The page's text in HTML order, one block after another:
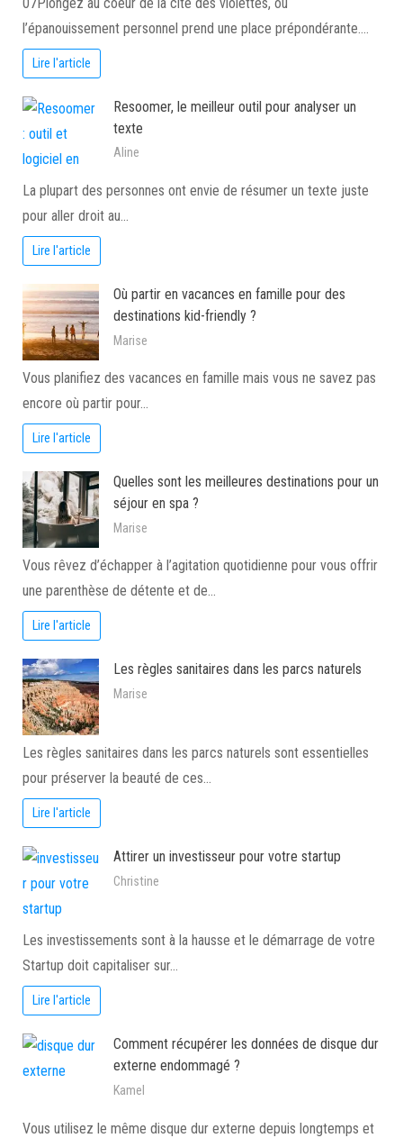
l’épanouissement personnel prend une place prépondérante.…
Lire l'article
Resoomer, le meilleur outil pour analyser un
texte
Aline
La plupart des personnes ont envie de résumer un texte juste
pour aller droit au…
Lire l'article
Où partir en vacances en famille pour des
destinations kid-friendly ?
Marise
Vous planifiez des vacances en famille mais vous ne savez pas
encore où partir pour…
Lire l'article
Quelles sont les meilleures destinations pour un
séjour en spa ?
Marise
Vous rêvez d’échapper à l’agitation quotidienne pour vous offrir
une parenthèse de détente et de…
Lire l'article
Les règles sanitaires dans les parcs naturels
Marise
Les règles sanitaires dans les parcs naturels sont essentielles
pour préserver la beauté de ces…
Lire l'article
Attirer un investisseur pour votre startup
Christine
Les investissements sont à la hausse et le démarrage de votre
Startup doit capitaliser sur…
Lire l'article
Comment récupérer les données de disque dur
externe endommagé ?
Kamel
Vous utilisez le même disque dur externe depuis longtemps et